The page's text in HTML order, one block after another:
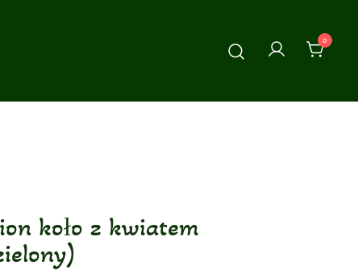
0
koło z kwiatem